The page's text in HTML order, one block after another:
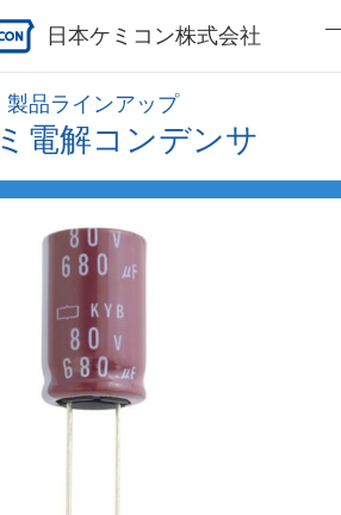
日本ケミコン株式会社
製品ラインアップ
電解コンデンサ